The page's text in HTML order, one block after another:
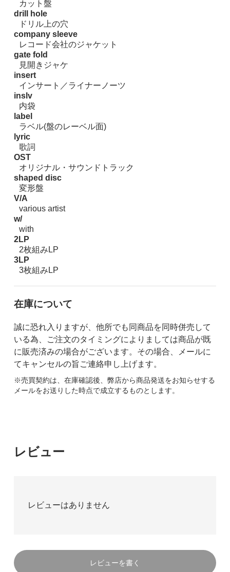
カット盤
drill hole
ドリル上の穴
company sleeve
レコード会社のジャケット
gate fold
見開きジャケ
insert
インサート／ライナーノーツ
inslv
内袋
label
ラベル(盤のレーベル面)
lyric
歌詞
OST
オリジナル・サウンドトラック
shaped disc
変形盤
V/A
various artist
w/
with
2LP
2枚組みLP
3LP
3枚組みLP
在庫について
誠に恐れ入りますが、他所でも同商品を同時併売して
いる為、ご注文のタイミングによりましては商品が既
に販売済みの場合がございます。その場合、メールに
てキャンセルの旨ご連絡申し上げます。
※売買契約は、在庫確認後、弊店から商品発送をお知らせする
メールをお送りした時点で成立するものとします。
レビュー
レビューはありません
レビューを書く